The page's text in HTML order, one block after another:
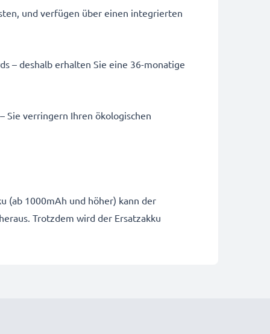
und verfügen über einen integrierten
– deshalb erhalten Sie eine 36-monatige
Sie verringern Ihren ökologischen
(ab 1000mAh und höher) kann der
Trotzdem wird der Ersatzakku